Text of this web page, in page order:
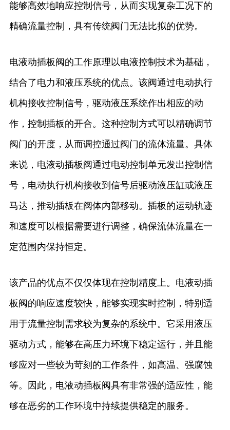
能够高效地响应控制信号，从而实现复杂工况下的
精确流量控制，具有传统阀门无法比拟的优势。
电液动插板阀的工作原理以电液控制技术为基础，
结合了电力和液压系统的优点。该阀通过电动执行
机构接收控制信号，驱动液压系统作出相应的动
作，控制插板的开合。这种控制方式可以精确调节
阀门的开度，从而调控通过阀门的流体流量。具体
来说，电液动插板阀通过电动控制单元发出控制信
号，电动执行机构接收到信号后驱动液压缸或液压
马达，推动插板在阀体内部移动。插板的运动轨迹
和速度可以根据需要进行调整，确保流体流量在一
定范围内保持恒定。
该产品的优点不仅仅体现在控制精度上。电液动插
板阀的响应速度较快，能够实现实时控制，特别适
用于流量控制需求较为复杂的系统中。它采用液压
驱动方式，能够在高压力环境下稳定运行，并且能
够应对一些较为苛刻的工作条件，如高温、强腐蚀
等。因此，电液动插板阀具有非常强的适应性，能
够在恶劣的工作环境中持续提供稳定的服务。